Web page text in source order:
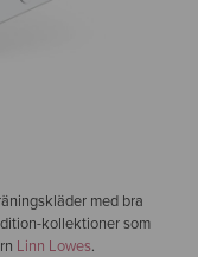
med bra
kollektioner som
Linn Lowes.